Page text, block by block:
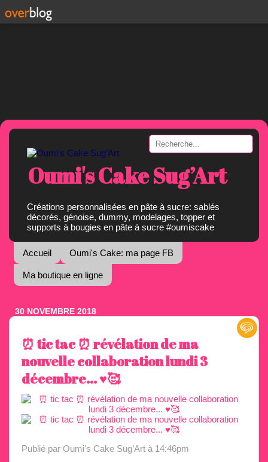
Oumi's Cake Sug’Art
Créations personnalisées en pâte à sucre: sablés
décorés, génoise, dummy, modelages, topper et
supports à bougies en pâte à sucre #oumiscake
Accueil Oumi's Cake: ma page FB
Ma boutique en ligne
30 NOVEMBRE 2018
⏰ tic tac ⏰ révélation de ma
nouvelle collaboration lundi 3
décembre... ♥️🥰
Publié par Oumi's Cake Sug’Art à 14:46pm